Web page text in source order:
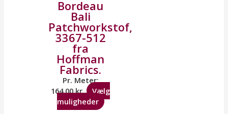
Bordeau
Bali
Patchworkstof,
3367-512
fra
Hoffman
Fabrics.
Pr. Meter:
164,00kr.
Vælg
muligheder